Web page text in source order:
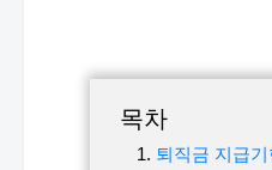
목차
퇴직금 지급기